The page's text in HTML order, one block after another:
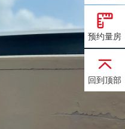
预约量房
回到顶部